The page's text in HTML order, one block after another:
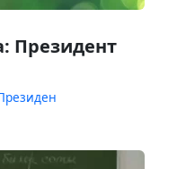
Президент